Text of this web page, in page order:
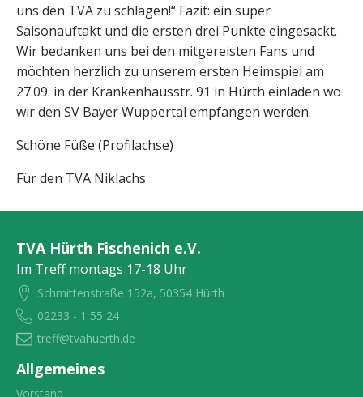
uns den TVA zu schlagen!“ Fazit: ein super
Saisonauftakt und die ersten drei Punkte eingesackt.
Wir bedanken uns bei den mitgereisten Fans und
möchten herzlich zu unserem ersten Heimspiel am
27.09. in der Krankenhausstr. 91 in Hürth einladen wo
wir den SV Bayer Wuppertal empfangen werden.
Schöne Füße (Profilachse)
Für den TVA Niklachs
TVA Hürth Fischenich e.V.
Im Treff montags 17-18 Uhr
Schmittenstraße 152a, 50354 Hürth
02233 - 1 55 24
treff@tvahuerth.de
Allgemeines
Vorstand